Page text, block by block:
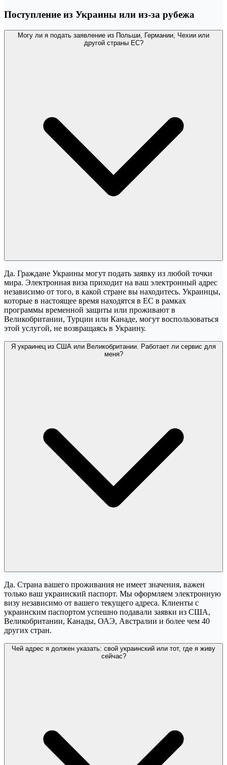
Поступление из Украины или из-за рубежа
Могу ли я подать заявление из Польши, Германии, Чехии или
другой страны ЕС?
Да. Граждане Украины могут подать заявку из любой точки
мира. Электронная виза приходит на ваш электронный адрес
независимо от того, в какой стране вы находитесь. Украинцы,
которые в настоящее время находятся в ЕС в рамках
программы временной защиты или проживают в
Великобритании, Турции или Канаде, могут воспользоваться
этой услугой, не возвращаясь в Украину.
Я украинец из США или Великобритании. Работает ли сервис для
меня?
Да. Страна вашего проживания не имеет значения, важен
только ваш украинский паспорт. Мы оформляем электронную
визу независимо от вашего текущего адреса. Клиенты с
украинским паспортом успешно подавали заявки из США,
Великобритании, Канады, ОАЭ, Австралии и более чем 40
других стран.
Чей адрес я должен указать: свой украинский или тот, где я живу
сейчас?